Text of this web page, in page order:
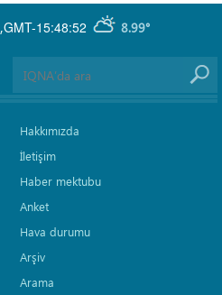
GMT-15:48:52 8.99°
,
Hakkımızda
İletişim
Haber mektubu
Anket
Hava durumu
Arşiv
Arama